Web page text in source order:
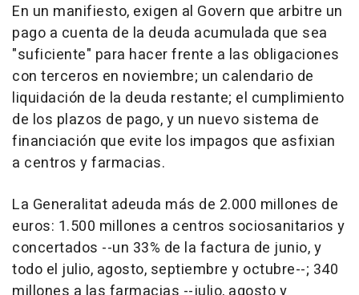
En un manifiesto, exigen al Govern que arbitre un
pago a cuenta de la deuda acumulada que sea
"suficiente" para hacer frente a las obligaciones
con terceros en noviembre; un calendario de
liquidación de la deuda restante; el cumplimiento
de los plazos de pago, y un nuevo sistema de
financiación que evite los impagos que asfixian
a centros y farmacias.
La Generalitat adeuda más de 2.000 millones de
euros: 1.500 millones a centros sociosanitarios y
concertados --un 33% de la factura de junio, y
todo el julio, agosto, septiembre y octubre--; 340